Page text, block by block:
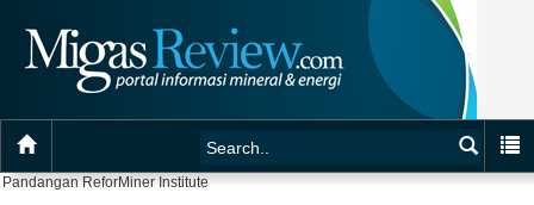
Pandangan ReforMiner Institute